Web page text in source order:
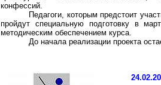
конфессий.
Педагоги, которым предстоит
пройдут специальную подготовку в
методическим обеспечением курса.
До начала реализации проекта